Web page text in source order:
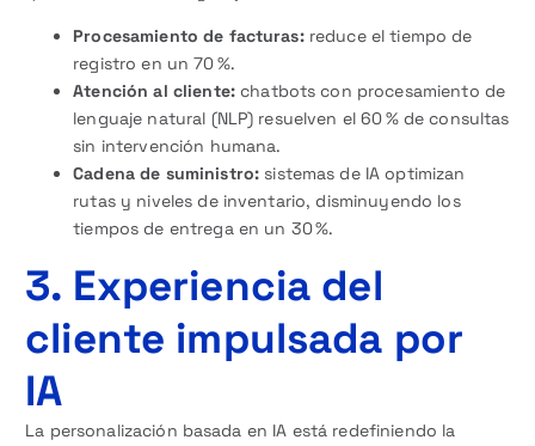
Procesamiento de facturas:reduce el tiempo de
registro en un 70 %.
Atención al cliente:chatbots con procesamiento de
lenguaje natural (NLP) resuelven el 60 % de consultas
sin intervención humana.
Cadena de suministro: sistemas de IA optimizan
rutas y niveles de inventario, disminuyendo los
tiempos de entrega en un 30 %.
3. Experiencia del
cliente impulsada por
IA
La personalización basada en IA está redefiniendo la